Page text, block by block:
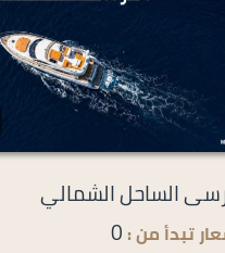
الساحل الشمالي
تبدأ من : 0